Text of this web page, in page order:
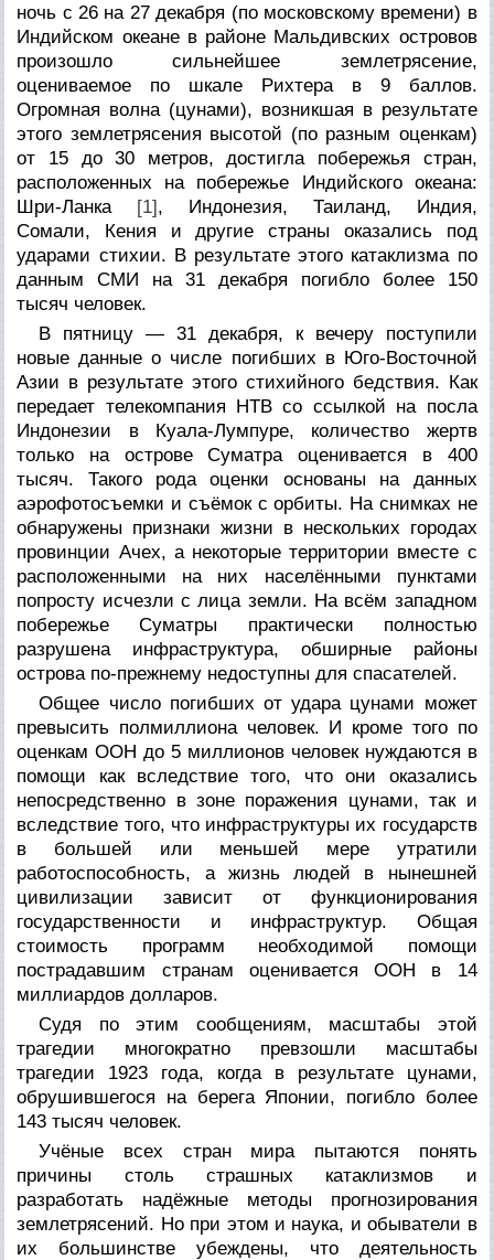
ночь с 26 на 27 декабря (по московскому времени) в
Индийском океане в районе Мальдивских островов
произошло сильнейшее землетрясение,
оцениваемое по шкале Рихтера в 9 баллов.
Огромная волна (цунами), возникшая в результате
этого землетрясения высотой (по разным оценкам)
от 15 до 30 метров, достигла побережья стран,
расположенных на побережье Индийского океана:
Шри-Ланка [1], Индонезия, Таиланд, Индия,
Сомали, Кения и другие страны оказались под
ударами стихии. В результате этого катаклизма по
данным СМИ на 31 декабря погибло более 150
тысяч человек.
В пятницу — 31 декабря, к вечеру поступили
новые данные о числе погибших в Юго-Восточной
Азии в результате этого стихийного бедствия. Как
передает телекомпания НТВ со ссылкой на посла
Индонезии в Куала-Лумпуре, количество жертв
только на острове Суматра оценивается в 400
тысяч. Такого рода оценки основаны на данных
аэрофотосъемки и съёмок с орбиты. На снимках не
обнаружены признаки жизни в нескольких городах
провинции Ачех, а некоторые территории вместе с
расположенными на них населёнными пунктами
попросту исчезли с лица земли. На всём западном
побережье Суматры практически полностью
разрушена инфраструктура, обширные районы
острова по-прежнему недоступны для спасателей.
Общее число погибших от удара цунами может
превысить полмиллиона человек. И кроме того по
оценкам ООН до 5 миллионов человек нуждаются в
помощи как вследствие того, что они оказались
непосредственно в зоне поражения цунами, так и
вследствие того, что инфраструктуры их государств
в большей или меньшей мере утратили
работоспособность, а жизнь людей в нынешней
цивилизации зависит от функционирования
государственности и инфраструктур. Общая
стоимость программ необходимой помощи
пострадавшим странам оценивается ООН в 14
миллиардов долларов.
Судя по этим сообщениям, масштабы этой
трагедии многократно превзошли масштабы
трагедии 1923 года, когда в результате цунами,
обрушившегося на берега Японии, погибло более
143 тысяч человек.
Учёные всех стран мира пытаются понять
причины столь страшных катаклизмов и
разработать надёжные методы прогнозирования
землетрясений. Но при этом и наука, и обыватели в
их большинстве убеждены, что деятельность